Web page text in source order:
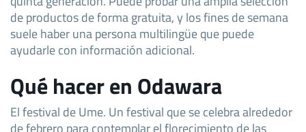
de productos de forma gratuita, y los fines de semana
suele haber una persona multilingüe que puede
ayudarle con información adicional.
Qué hacer en Odawara
El festival de Ume. Un festival que se celebra alrededor
de febrero para contemplar el florecimiento de las